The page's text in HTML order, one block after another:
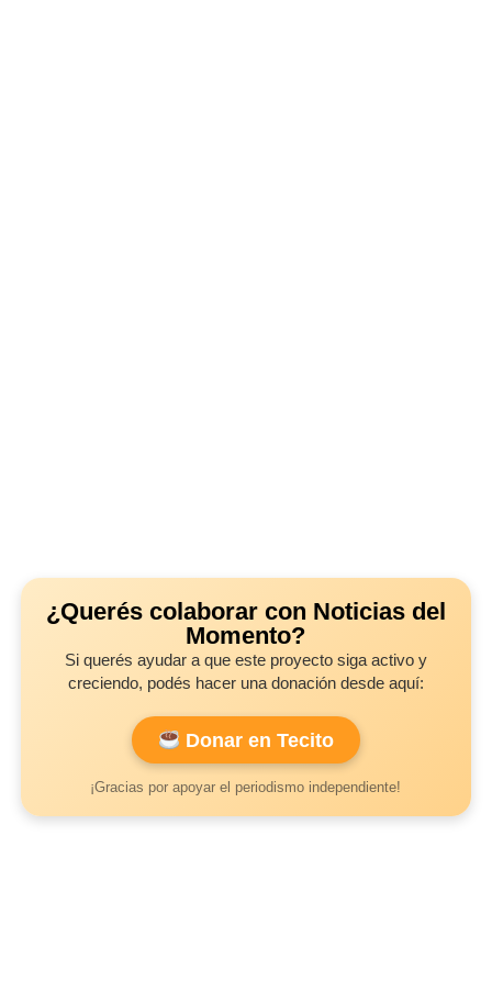
¿Querés colaborar con Noticias del
Momento?
Si querés ayudar a que este proyecto siga activo y
creciendo, podés hacer una donación desde aquí:
Donar en Tecito
¡Gracias por apoyar el periodismo independiente!